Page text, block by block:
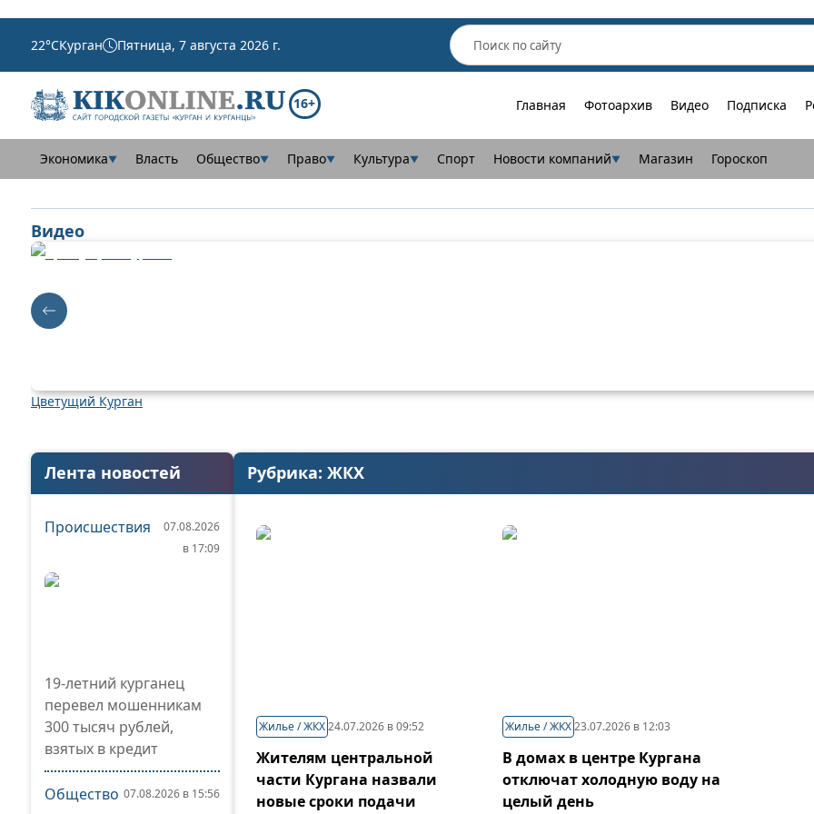
22°CКурган Пятница, 7 августа 2026 г.
16+ Главная Фотоархив Видео Подписка
Экономика▼ Власть Общество▼ Право▼ Культура▼ Спорт Новости компаний▼ Магазин Гороскоп
Видео
Цветущий Курган
Лента новостей
Происшествия
07.08.2026
в 17:09
19-летний курганец
перевел мошенникам
300 тысяч рублей,
взятых в кредит
Общество 07.08.2026 в 15:56
Рубрика: ЖКХ
Жилье / ЖКХ24.07.2026 в 09:52
Жителям центральной
части Кургана назвали
новые сроки подачи
Жилье / ЖКХ23.07.2026 в 12:03
В домах в центре Кургана
отключат холодную воду на
целый день